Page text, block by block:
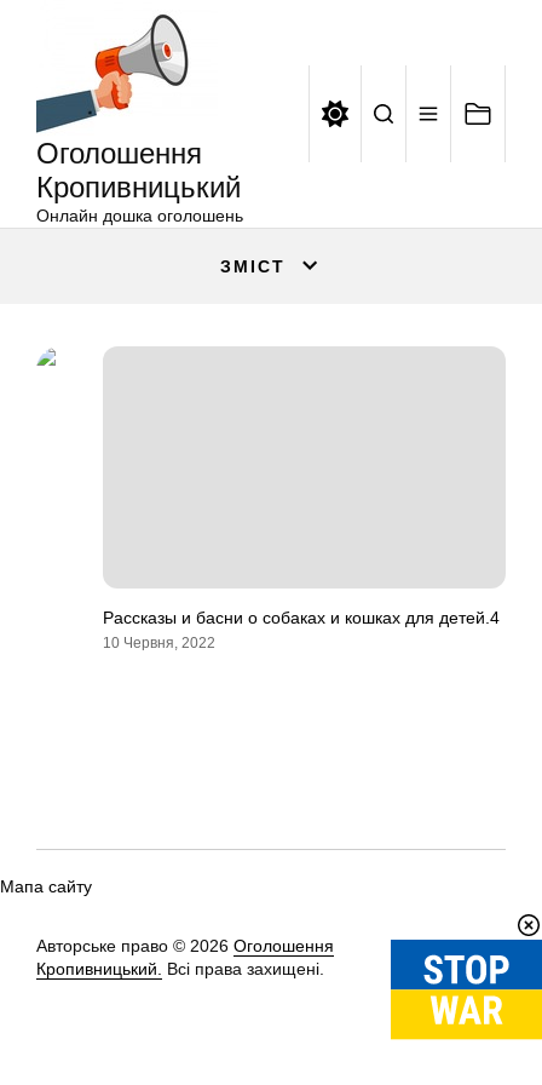
Оголошення
Кропивницький
Онлайн дошка оголошень
ЗМІСТ
Рассказы и басни о собаках и кошках для детей.4
10 Червня, 2022
Мапа сайту
Авторське право © 2026 Оголошення
Кропивницький.
Всі права захищені.
Вгору↑